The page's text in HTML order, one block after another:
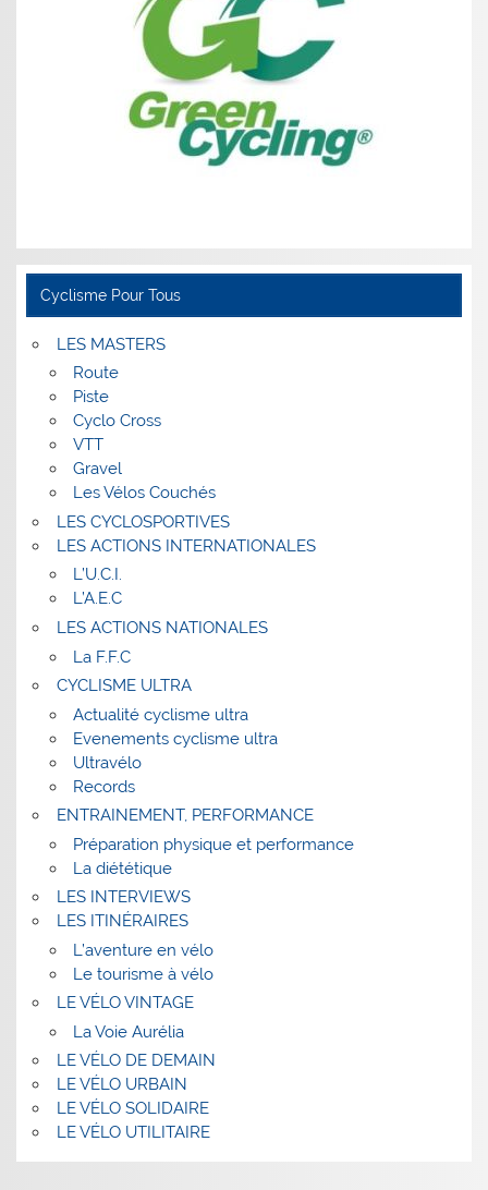
Cyclisme Pour Tous
LES MASTERS
Route
Piste
Cyclo Cross
VTT
Gravel
Les Vélos Couchés
LES CYCLOSPORTIVES
LES ACTIONS INTERNATIONALES
L’U.C.I.
L’A.E.C
LES ACTIONS NATIONALES
La F.F.C
CYCLISME ULTRA
Actualité cyclisme ultra
Evenements cyclisme ultra
Ultravélo
Records
ENTRAINEMENT, PERFORMANCE
Préparation physique et performance
La diététique
LES INTERVIEWS
LES ITINÉRAIRES
L’aventure en vélo
Le tourisme à vélo
LE VÉLO VINTAGE
La Voie Aurélia
LE VÉLO DE DEMAIN
LE VÉLO URBAIN
LE VÉLO SOLIDAIRE
LE VÉLO UTILITAIRE